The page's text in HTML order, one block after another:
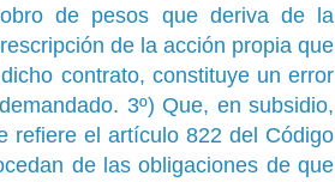
de pesos que deriva de la
de la acción propia que
contrato, constituye un error
3º) Que, en subsidio,
refiere el artículo 822 del Código
de las obligaciones de que